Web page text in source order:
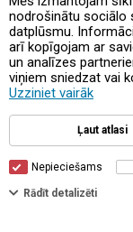
nodrošinātu sociālo
datplūsmu.
arī kopīgojam ar
un analīzes
viņiem sniedzat vai
Uzziniet vairāk
Ļaut atlasi
Nepieciešams
Rādīt detalizēti
Piedāvājumi un
Kontakti